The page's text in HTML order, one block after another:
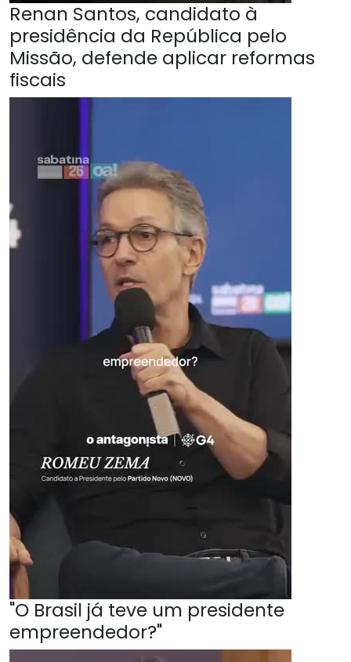
Renan Santos, candidato à
presidência da República pelo
Missão, defende aplicar reformas
fiscais
"O Brasil já teve um presidente
empreendedor?"